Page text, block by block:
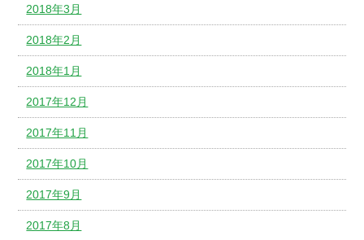
2018年3月
2018年2月
2018年1月
2017年12月
2017年11月
2017年10月
2017年9月
2017年8月